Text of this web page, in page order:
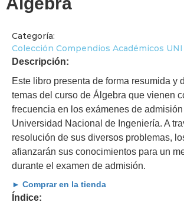
Categoría:
Colección Compendios Académicos UNI
Descripción:
​Este libro presenta de forma resumida y
temas del curso de Álgebra que vienen
frecuencia en los exámenes de
Universidad Nacional de Ingeniería. A
resolución de sus diversos problemas,
afianzarán sus conocimientos para un
durante el examen de admisión.
► Comprar en la tienda
Índice: